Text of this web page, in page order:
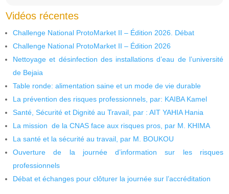
Vidéos récentes
Challenge National ProtoMarket II – Édition 2026. Débat
Challenge National ProtoMarket II – Édition 2026
Nettoyage et désinfection des installations d’eau de l’université
de Bejaia
Table ronde: alimentation saine et un mode de vie durable
La prévention des risques professionnels, par: KAIBA Kamel
Santé, Sécurité et Dignité au Travail, par : AIT YAHIA Hania
La mission de la CNAS face aux risques pros, par M. KHIMA
La santé et la sécurité au travail, par M. BOUKOU
Ouverture de la journée d’information sur les risques
professionnels
Débat et échanges pour clôturer la journée sur l’accréditation